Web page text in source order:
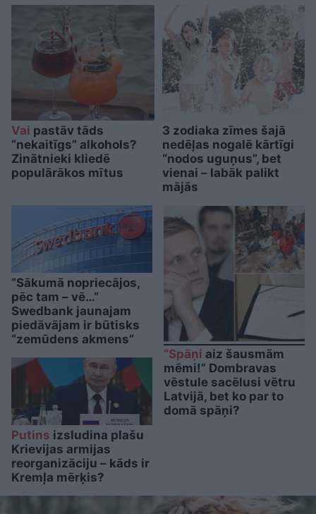
Vai pastāv tāds
“nekaitīgs” alkohols?
Zinātnieki kliedē
populārākos mītus
3 zodiaka zīmes šajā
nedēļas nogalē kārtīgi
“nodos uguņus”, bet
vienai – labāk palikt
mājās
“Sākumā nopriecājos,
pēc tam – vē…”
Swedbank jaunajam
piedāvājam ir būtisks
“zemūdens akmens”
Putins izsludina plašu
Krievijas armijas
reorganizāciju – kāds ir
Kremļa mērķis?
“Spāņi aiz šausmām
mēmi!” Dombravas
vēstule sacēlusi vētru
Latvijā, bet ko par to
domā spāņi?